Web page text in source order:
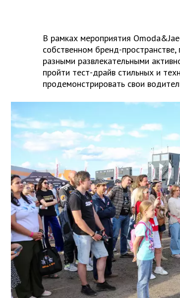
В рамках мероприятия
собственном бренд-
разными развлекательными
пройти тест-драйв стильных и
продемонстрировать свои